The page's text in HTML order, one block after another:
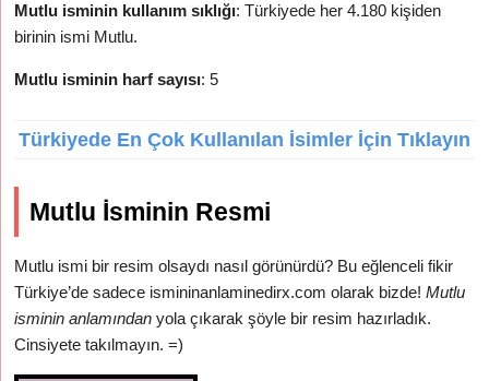
Mutlu isminin kullanım sıklığı: Türkiyede her 4.180 kişiden
birinin ismi Mutlu.
Mutlu isminin harf sayısı: 5
Türkiyede En Çok Kullanılan İsimler İçin Tıklayın
Mutlu İsminin Resmi
Mutlu ismi bir resim olsaydı nasıl görünürdü? Bu eğlenceli fikir
Türkiye’de sadece ismininanlaminedirx.com olarak bizde!Mutlu
isminin anlamından yola çıkarak şöyle bir resim hazırladık.
Cinsiyete takılmayın. =)